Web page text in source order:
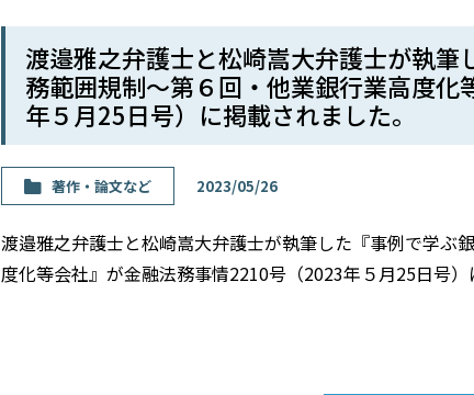
渡邉雅之弁護士と松崎嵩大弁護士が執
務範囲規制〜第６回・他業銀行業高度
年５月25日号）に掲載されました。
著作・論⽂など 2023/05/26
渡邉雅之弁護士と松崎嵩大弁護士が執筆した『事例で学ぶ
度化等会社』が金融法務事情2210号（2023年５月25日号）